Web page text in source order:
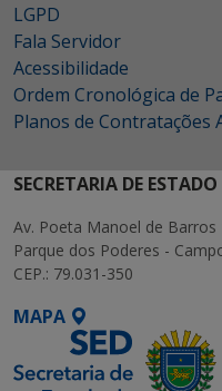
LGPD
Fala Servidor
Acessibilidade
Ordem Cronológica de
Planos de Contratações
SECRETARIA DE
Av. Poeta Manoel de Barros
Parque dos Poderes -
CEP.: 79.031-350
MAPA